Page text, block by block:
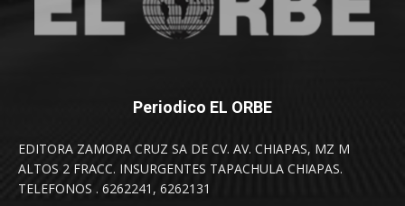
Periodico EL ORBE
EDITORA ZAMORA CRUZ SA DE CV. AV. CHIAPAS, MZ M
ALTOS 2 FRACC. INSURGENTES TAPACHULA CHIAPAS.
TELEFONOS . 6262241, 6262131